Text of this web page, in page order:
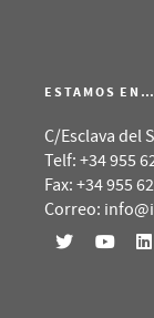
ESTAMOS EN…
C/Esclava del
Telf: +34 955
Fax: +34 955
Correo: